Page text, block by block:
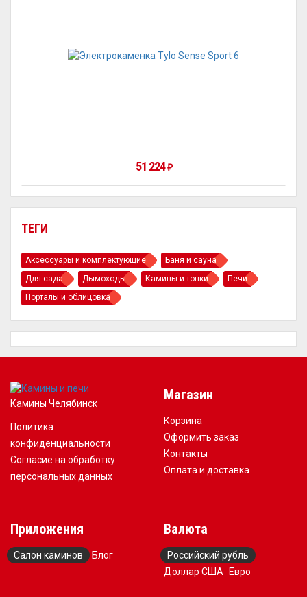
ТЕГИ
Аксессуары и комплектующие
Баня и сауна
Для сада
Дымоходы Камины и топки
Печи
Порталы и облицовка
51 224 ₽
Камины Челябинск
Политика
конфиденциальности
Согласие на обработку
персональных данных
Магазин
Корзина
Оформить заказ
Контакты
Оплата и доставка
Приложения
Салон каминов Блог
Валюта
Российский рубль
Доллар США
Евро